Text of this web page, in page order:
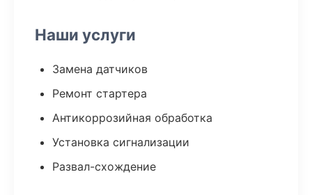
Наши услуги
Замена датчиков
Ремонт стартера
Антикоррозийная обработка
Установка сигнализации
Развал-схождение